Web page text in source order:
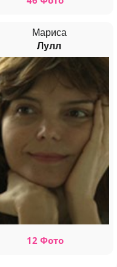
Мариса
Лулл
12 Фото